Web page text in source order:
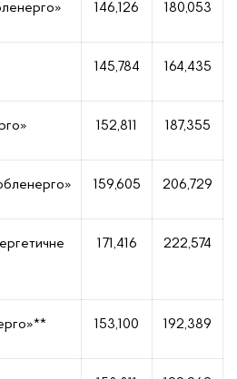
146,126 180,053
145,784 164,435
152,811 187,355
159,605 206,729
171,416 222,574
153,100 192,389